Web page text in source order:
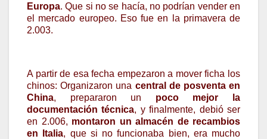
Europa. Que si no se hacía, no podrían vender en
el mercado europeo. Eso fue en la primavera de
2.003.
A partir de esa fecha empezaron a mover ficha los
chinos: Organizaron una central de posventa en
China, prepararon un poco mejor la
documentación técnica, y finalmente, debió ser
en 2.006, montaron un almacén de recambios
en Italia, que si no funcionaba bien, era mucho